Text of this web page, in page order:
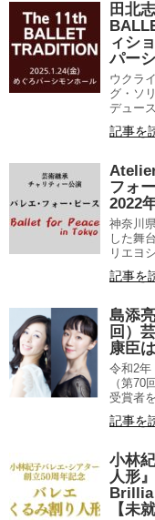
田北
ィシ
パー
ウクラ
グ・ソ
デュー
記事を
フォ
2022
神奈川
した舞
リエヨ
記事を
島添
回）
康臣
令和2年
（第70
受賞者
記事を
小林
人形
Brillia
【未